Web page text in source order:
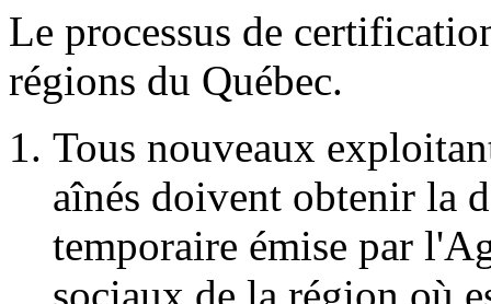
Le processus de
régions du Québec.
Tous nouveaux
aînés doivent obtenir la
temporaire émise par
sociaux de la région où